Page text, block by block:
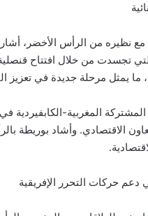
نظيره من الرأس الأخضر، أشار
ما يمثل مرحلة جديدة في تعزيز
الاقتصادي. وأشاد بوريطة
دعم حركات التحرر الإفريقية